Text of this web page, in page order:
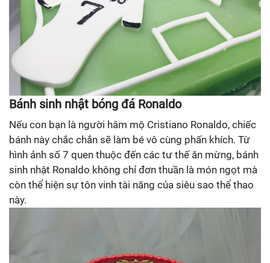
Bánh sinh nhật bóng đá Ronaldo
Nếu con bạn là người hâm mộ Cristiano Ronaldo, chiếc
bánh này chắc chắn sẽ làm bé vô cùng phấn khích. Từ
hình ảnh số 7 quen thuộc đến các tư thế ăn mừng, bánh
sinh nhật Ronaldo không chỉ đơn thuần là món ngọt mà
còn thể hiện sự tôn vinh tài năng của siêu sao thể thao
này.